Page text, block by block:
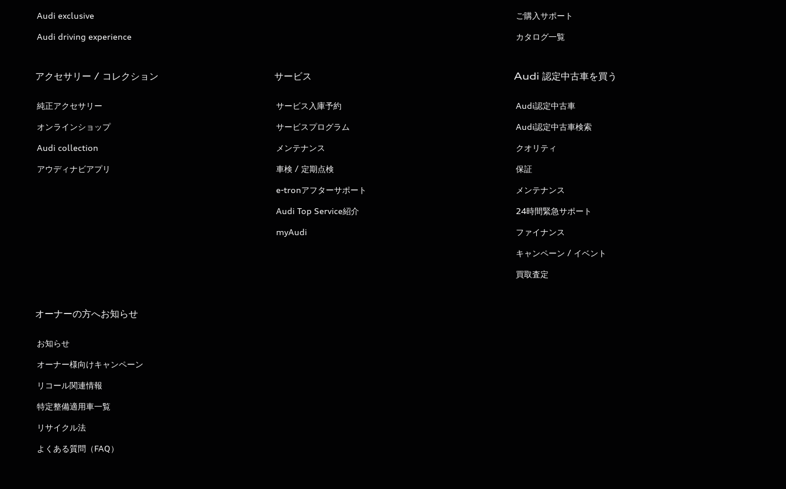
Audi exclusive
Audi driving experience
ご購入サポート
カタログ一覧
アクセサリー / コレクション
純正アクセサリー
オンラインショップ
Audi collection
アウディナビアプリ
サービス
サービス入庫予約
サービスプログラム
メンテナンス
車検 / 定期点検
e-tronアフターサポート
Audi Top Service紹介
myAudi
Audi 認定中古車を買う
Audi認定中古車
Audi認定中古車検索
クオリティ
保証
メンテナンス
24時間緊急サポート
ファイナンス
キャンペーン / イベント
買取査定
オーナーの方へお知らせ
お知らせ
オーナー様向けキャンペーン
リコール関連情報
特定整備適用車一覧
リサイクル法
よくある質問（FAQ）